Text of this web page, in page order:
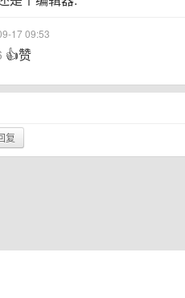
17 09:53
👍赞
复